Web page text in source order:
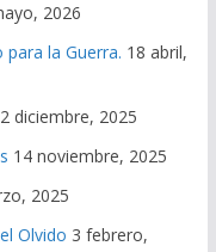
2026
la Guerra. 18 abril,
diciembre, 2025
14 noviembre, 2025
2025
Olvido 3 febrero,